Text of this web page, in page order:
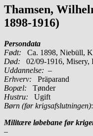
Thamsen,
1898-1916)
Persondata
Født: Ca. 1898, Niebüll,
Død: 02/09-1916, Misery,
Uddannelse: –
Erhverv: Präparand
Bopæl: Tønder
Hustru: Ugift
Børn (før krigsafslutningen)
Militære løbebane før
–